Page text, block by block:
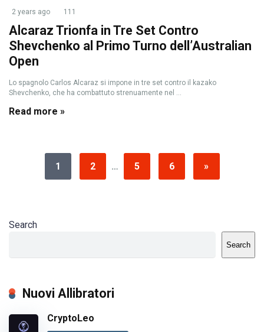
2 years ago 111
Alcaraz Trionfa in Tre Set Contro
Shevchenko al Primo Turno dell’Australian
Open
Lo spagnolo Carlos Alcaraz si impone in tre set contro il kazako
Shevchenko, che ha combattuto strenuamente nel ...
Read more »
1 2 … 5 6 »
Search
Search
Nuovi Allibratori
CryptoLeo